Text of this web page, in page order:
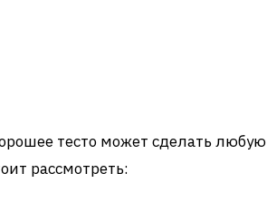
тесто может сделать любую
рассмотреть: